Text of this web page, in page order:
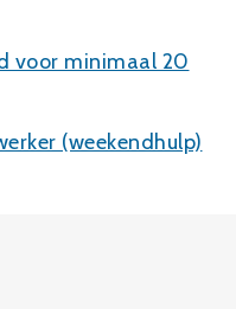
voor minimaal 20
(weekendhulp)